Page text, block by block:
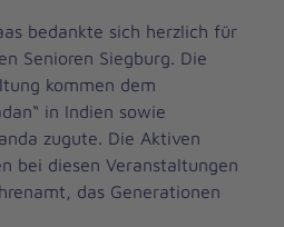
bedankte sich herzlich für
Senioren Siegburg. Die
kommen dem
in Indien sowie
zugute. Die Aktiven
bei diesen Veranstaltungen
das Generationen